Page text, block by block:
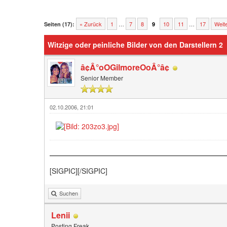
Seiten (17): « Zurück 1 … 7 8 9 10 11 … 17
Witzige oder peinliche Bilder von den Darstellern 2
â¢Â°oOGilmoreOoÂ°â¢
Senior Member
02.10.2006, 21:01
[SIGPIC][/SIGPIC]
Suchen
Lenii